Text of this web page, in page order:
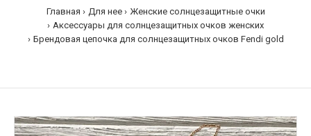
Главная Для нее
Женские солнцезащитные очки
Аксессуары для солнцезащитных очков женских
Брендовая цепочка для солнцезащитных очков Fendi gold